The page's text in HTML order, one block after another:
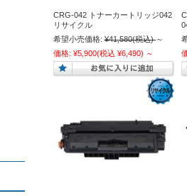
CRG-042 トナーカートリッジ042
リサイクル
希望小売価格: ¥41,580(税込) ～
価格: ¥5,900(税込 ¥6,490) ～